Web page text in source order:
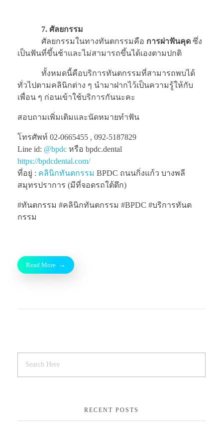
7. ศัลยกรรม
ศัลยกรรมในทางทันตกรรมคือ การผ่าฟันคุด ซึ่ง
เป็นฟันที่ขึ้นช้าและไม่สามารถขึ้นได้เองตามปกติ
ทั้งหมดนี้คือบริการทันตกรรมที่สามารถพบได้
ทั่วไปตามคลินิกต่าง ๆ นำมาฝากไว้เป็นความรู้ให้กับ
เพื่อน ๆ ก่อนเข้าใช้บริการกันนะคะ
สอบถามเพิ่มเติมและนัดหมายทำฟัน
โทรศัพท์ 02-0665455 , 092-5187829
Line id: @bpdc หรือ bpdc.dental
https://bpdcdental.com/
ที่อยู่ : คลินิกทันตกรรม BPDC ถนนกิ่งแก้ว บางพลี
สมุทรปราการ (มีที่จอดรถใต้ตึก)
#ทันตกรรม #คลินิกทันตกรรม #BPDC #บริการทันต
กรรม
Read More
RECENT POSTS